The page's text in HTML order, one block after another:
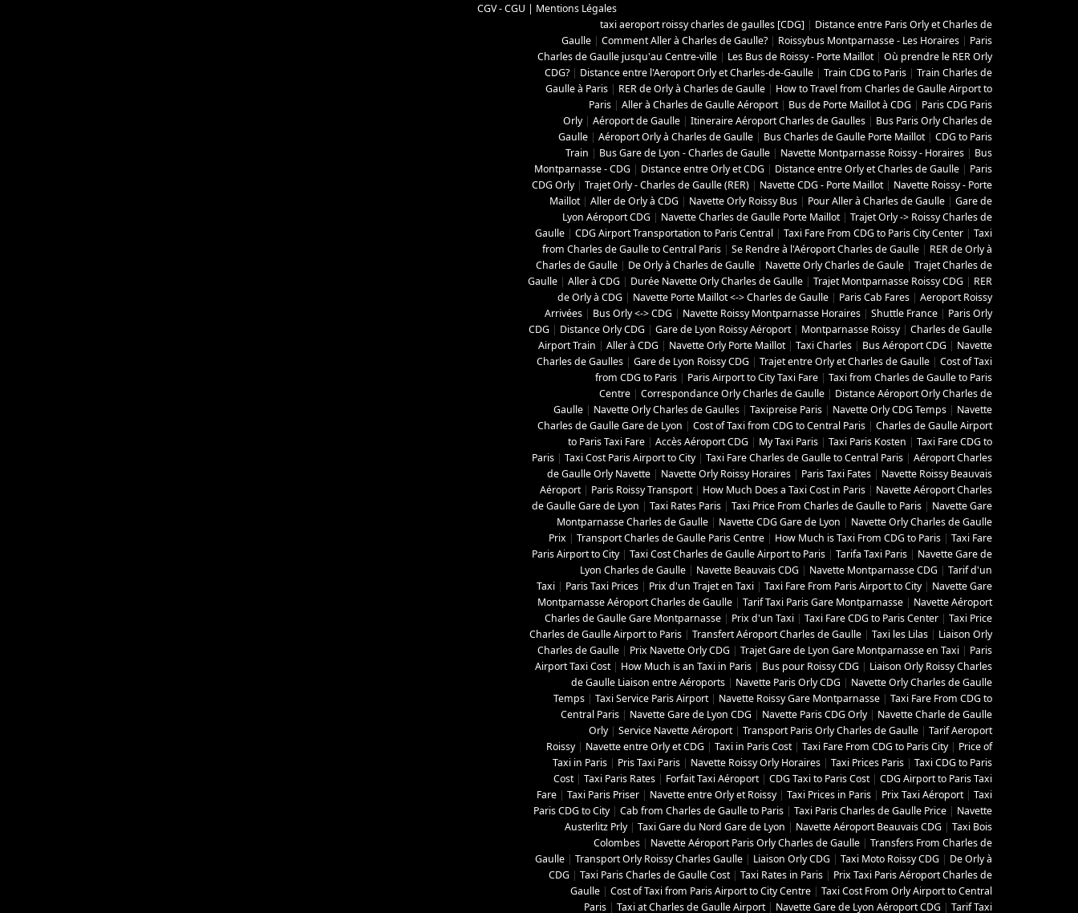
CGV - CGU | Mentions Légales
taxi aeroport roissy charles de gaulles [CDG] | Distance entre Paris Orly et Charles de
Gaulle | Comment Aller à Charles de Gaulle? | Roissybus Montparnasse - Les Horaires | Paris
Charles de Gaulle jusqu'au Centre-ville | Les Bus de Roissy - Porte Maillot| Où prendre le RER Orly
CDG? | Distance entre l'Aeroport Orly et Charles-de-Gaulle | Train CDG to Paris | Train Charles de
Gaulle à Paris | RER de Orly à Charles de Gaulle | How to Travel from Charles de Gaulle Airport to
Paris | Aller à Charles de Gaulle Aéroport| Bus de Porte Maillot à CDG | Paris CDG Paris
Orly| Aéroport de Gaulle | Itineraire Aéroport Charles de Gaulles | Bus Paris Orly Charles de
Gaulle | Aéroport Orly à Charles de Gaulle | Bus Charles de Gaulle Porte Maillot| CDG to Paris
Train | Bus Gare de Lyon - Charles de Gaulle | Navette Montparnasse Roissy - Horaires | Bus
Montparnasse - CDG | Distance entre Orly et CDG | Distance entre Orly et Charles de Gaulle | Paris
CDG Orly| Trajet Orly - Charles de Gaulle (RER) | Navette CDG - Porte Maillot| Navette Roissy - Porte
Maillot| Aller de Orly à CDG | Navette Orly Roissy Bus | Pour Aller à Charles de Gaulle | Gare de
Lyon Aéroport CDG | Navette Charles de Gaulle Porte Maillot| Trajet Orly -> Roissy Charles de
Gaulle | CDG Airport Transportation to Paris Central | Taxi Fare From CDG to Paris City Center | Taxi
from Charles de Gaulle to Central Paris | Se Rendre à l'Aéroport Charles de Gaulle | RER de Orly à
Charles de Gaulle | De Orly à Charles de Gaulle | Navette Orly Charles de Gaule | Trajet Charles de
Gaulle | Aller à CDG | Durée Navette Orly Charles de Gaulle | Trajet Montparnasse Roissy CDG | RER
de Orly à CDG | Navette Porte Maillot <-> Charles de Gaulle | Paris Cab Fares | Aeroport Roissy
Arrivées | Bus Orly <-> CDG | Navette Roissy Montparnasse Horaires | Shuttle France | Paris Orly
CDG | Distance Orly CDG | Gare de Lyon Roissy Aéroport| Montparnasse Roissy| Charles de Gaulle
Airport Train | Aller à CDG | Navette Orly Porte Maillot| Taxi Charles | Bus Aéroport CDG | Navette
Charles de Gaulles | Gare de Lyon Roissy CDG | Trajet entre Orly et Charles de Gaulle | Cost of Taxi
from CDG to Paris | Paris Airport to City Taxi Fare | Taxi from Charles de Gaulle to Paris
Centre | Correspondance Orly Charles de Gaulle | Distance Aéroport Orly Charles de
Gaulle | Navette Orly Charles de Gaulles | Taxipreise Paris | Navette Orly CDG Temps | Navette
Charles de Gaulle Gare de Lyon | Cost of Taxi from CDG to Central Paris | Charles de Gaulle Airport
to Paris Taxi Fare | Accès Aéroport CDG | My Taxi Paris | Taxi Paris Kosten | Taxi Fare CDG to
Paris | Taxi Cost Paris Airport to City| Taxi Fare Charles de Gaulle to Central Paris | Aéroport Charles
de Gaulle Orly Navette | Navette Orly Roissy Horaires | Paris Taxi Fates | Navette Roissy Beauvais
Aéroport| Paris Roissy Transport| How Much Does a Taxi Cost in Paris | Navette Aéroport Charles
de Gaulle Gare de Lyon | Taxi Rates Paris | Taxi Price From Charles de Gaulle to Paris | Navette Gare
Montparnasse Charles de Gaulle | Navette CDG Gare de Lyon | Navette Orly Charles de Gaulle
Prix | Transport Charles de Gaulle Paris Centre | How Much is Taxi From CDG to Paris | Taxi Fare
Paris Airport to City| Taxi Cost Charles de Gaulle Airport to Paris | Tarifa Taxi Paris | Navette Gare de
Lyon Charles de Gaulle | Navette Beauvais CDG | Navette Montparnasse CDG | Tarif d'un
Taxi | Paris Taxi Prices | Prix d'un Trajet en Taxi | Taxi Fare From Paris Airport to City| Navette Gare
Montparnasse Aéroport Charles de Gaulle | Tarif Taxi Paris Gare Montparnasse | Navette Aéroport
Charles de Gaulle Gare Montparnasse | Prix d'un Taxi | Taxi Fare CDG to Paris Center | Taxi Price
Charles de Gaulle Airport to Paris | Transfert Aéroport Charles de Gaulle | Taxi les Lilas | Liaison Orly
Charles de Gaulle | Prix Navette Orly CDG | Trajet Gare de Lyon Gare Montparnasse en Taxi | Paris
Airport Taxi Cost| How Much is an Taxi in Paris | Bus pour Roissy CDG | Liaison Orly Roissy Charles
de Gaulle Liaison entre Aéroports | Navette Paris Orly CDG | Navette Orly Charles de Gaulle
Temps | Taxi Service Paris Airport| Navette Roissy Gare Montparnasse | Taxi Fare From CDG to
Central Paris | Navette Gare de Lyon CDG | Navette Paris CDG Orly| Navette Charle de Gaulle
Orly| Service Navette Aéroport| Transport Paris Orly Charles de Gaulle | Tarif Aeroport
Roissy| Navette entre Orly et CDG | Taxi in Paris Cost| Taxi Fare From CDG to Paris City| Price of
Taxi in Paris | Pris Taxi Paris | Navette Roissy Orly Horaires | Taxi Prices Paris | Taxi CDG to Paris
Cost| Taxi Paris Rates | Forfait Taxi Aéroport| CDG Taxi to Paris Cost| CDG Airport to Paris Taxi
Fare | Taxi Paris Priser | Navette entre Orly et Roissy| Taxi Prices in Paris | Prix Taxi Aéroport| Taxi
Paris CDG to City| Cab from Charles de Gaulle to Paris | Taxi Paris Charles de Gaulle Price | Navette
Austerlitz Prly| Taxi Gare du Nord Gare de Lyon | Navette Aéroport Beauvais CDG | Taxi Bois
Colombes | Navette Aéroport Paris Orly Charles de Gaulle | Transfers From Charles de
Gaulle | Transport Orly Roissy Charles Gaulle | Liaison Orly CDG | Taxi Moto Roissy CDG | De Orly à
CDG | Taxi Paris Charles de Gaulle Cost| Taxi Rates in Paris | Prix Taxi Paris Aéroport Charles de
Gaulle | Cost of Taxi from Paris Airport to City Centre | Taxi Cost From Orly Airport to Central
Paris | Taxi at Charles de Gaulle Airport| Navette Gare de Lyon Aéroport CDG | Tarif Taxi